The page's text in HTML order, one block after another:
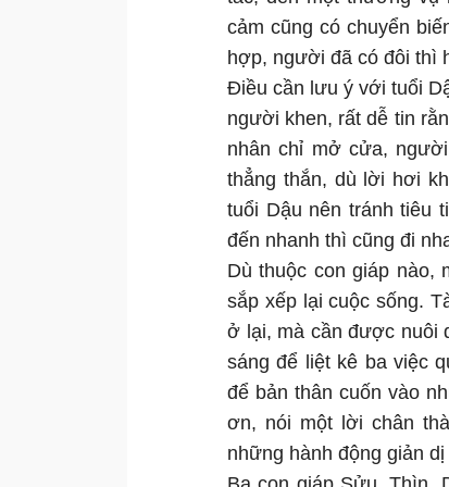
cảm cũng có chuyển
hợp, người đã có đôi thì
Điều cần lưu ý với tuổi
người khen, rất dễ tin
nhân chỉ mở cửa,
thẳng thắn, dù lời hơi
tuổi Dậu nên tránh tiêu
đến nhanh thì cũng đi
Dù thuộc con giáp nào,
sắp xếp lại cuộc sống.
ở lại, mà cần được nuôi
sáng để liệt kê ba việc
để bản thân cuốn vào
ơn, nói một lời chân
những hành động giản